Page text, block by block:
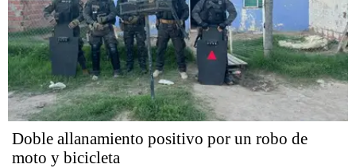
Doble allanamiento positivo por un robo de
moto y bicicleta